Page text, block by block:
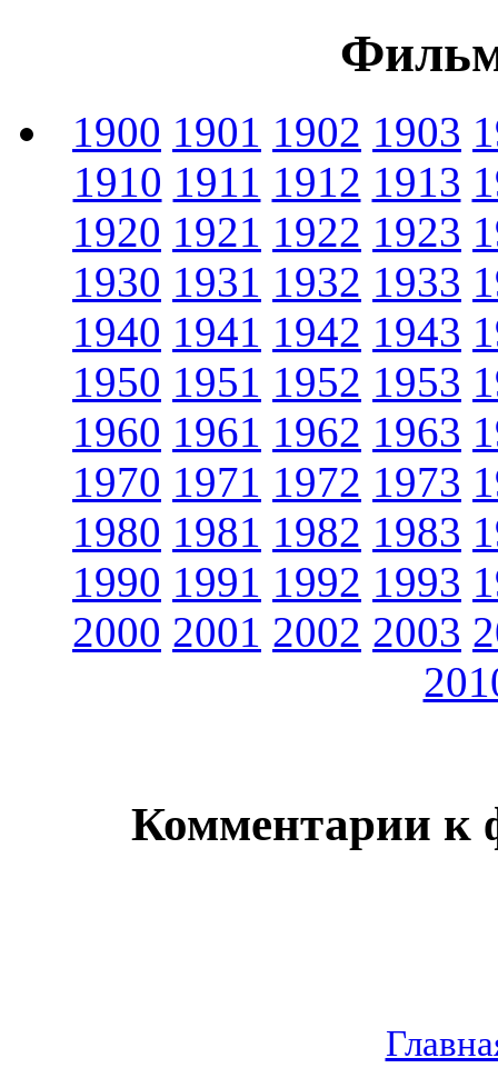
1900 1901 1902 1903
1910 1911 1912 1913
1920 1921 1922 1923
1930 1931 1932 1933
1940 1941 1942 1943
1950 1951 1952 1953
1960 1961 1962 1963
1970 1971 1972 1973
1980 1981 1982 1983
1990 1991 1992 1993
2000 2001 2002 2003
Комментарии